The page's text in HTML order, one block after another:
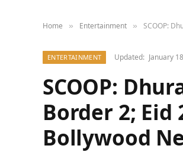
Home » Entertainment » SCOOP:
ENTERTAINMENT Updated: January
SCOOP:
Border 2; Eid
Bollywood